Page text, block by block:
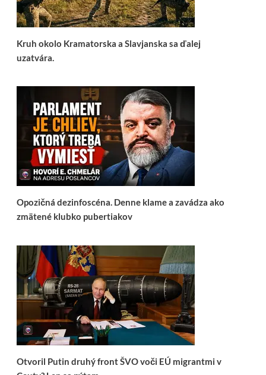
Kruh okolo Kramatorska a Slavjanska sa ďalej
uzatvára.
Opozičná dezinfoscéna. Denne klame a zavádza ako
zmätené klubko pubertiakov
Otvoril Putin druhý front ŠVO voči EÚ migrantmi v